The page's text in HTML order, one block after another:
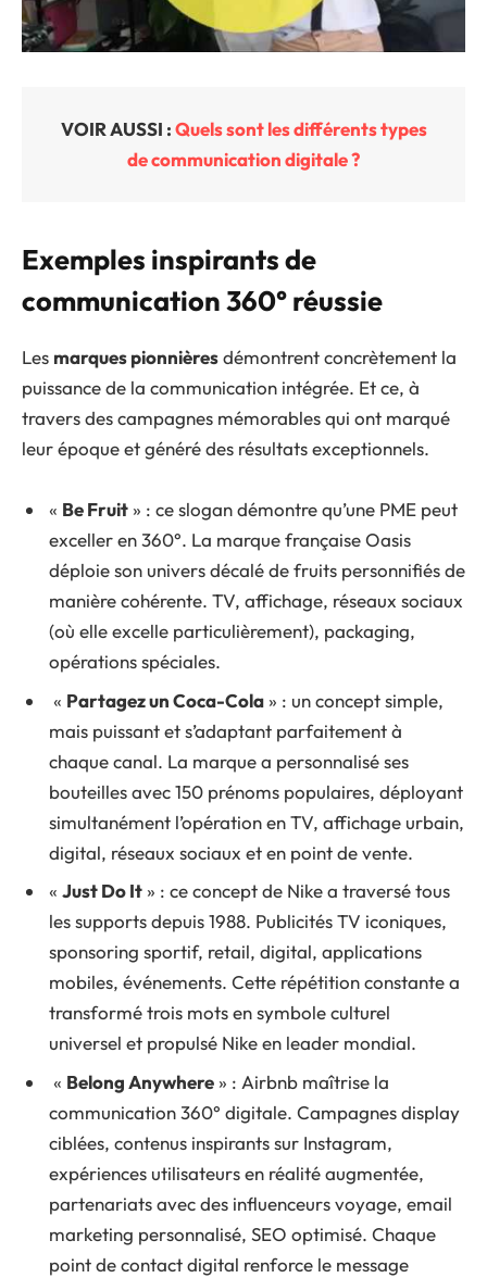
VOIR AUSSI :Quels sont les différents types
de communication digitale ?
Exemples inspirants de
communication 360° réussie
Les marques pionnièresdémontrent concrètement la
puissance de la communication intégrée. Et ce, à
travers des campagnes mémorables qui ont marqué
leur époque et généré des résultats exceptionnels.
« Be Fruit » : ce slogan démontre qu’une PME peut
exceller en 360°. La marque française Oasis
déploie son univers décalé de fruits personnifiés de
manière cohérente. TV, affichage, réseaux sociaux
(où elle excelle particulièrement), packaging,
opérations spéciales.
« Partagez un Coca-Cola » : un concept simple,
mais puissant et s’adaptant parfaitement à
chaque canal. La marque a personnalisé ses
bouteilles avec 150 prénoms populaires, déployant
simultanément l’opération en TV, affichage urbain,
digital, réseaux sociaux et en point de vente.
« Just Do It » : ce concept de Nike a traversé tous
les supports depuis 1988. Publicités TV iconiques,
sponsoring sportif, retail, digital, applications
mobiles, événements. Cette répétition constante a
transformé trois mots en symbole culturel
universel et propulsé Nike en leader mondial.
« Belong Anywhere » : Airbnb maîtrise la
communication 360° digitale. Campagnes display
ciblées, contenus inspirants sur Instagram,
expériences utilisateurs en réalité augmentée,
partenariats avec des influenceurs voyage, email
marketing personnalisé, SEO optimisé. Chaque
point de contact digital renforce le message